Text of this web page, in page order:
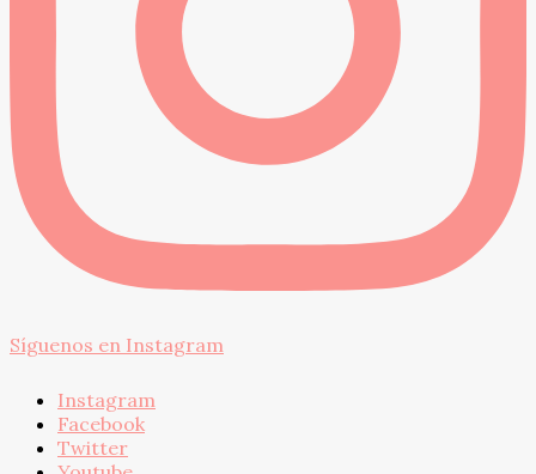
Síguenos en Instagram
Instagram
Facebook
Twitter